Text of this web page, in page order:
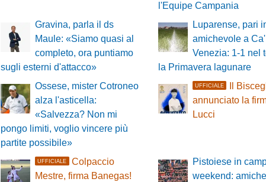
l'Equipe Campania
Gravina, parla il ds
Maule: «Siamo quasi al
completo, ora puntiamo
sugli esterni d'attacco»
Luparense, pari
amichevole a Ca'
Venezia: 1-1 nel
la Primavera lagunare
Ossese, mister Cotroneo
alza l'asticella:
«Salvezza? Non mi
pongo limiti, voglio vincere più
partite possibile»
UFFICIALE
Il
annunciato la
Lucci
UFFICIALE
Colpaccio
Mestre, firma Banegas!
Pistoiese in
weekend: